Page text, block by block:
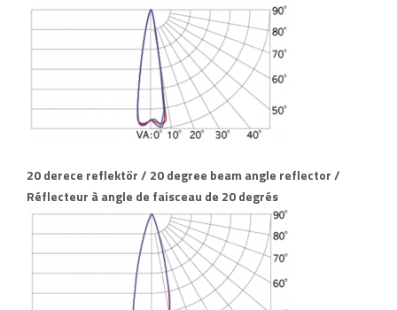
20 derece reflektör / 20 degree beam angle reflector /
Réflecteur à angle de faisceau de 20 degrés